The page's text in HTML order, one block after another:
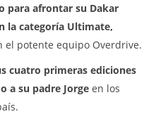
para afrontar su Dakar
la categoría Ultimate,
el potente equipo Overdrive.
cuatro primeras ediciones
a su padre Jorge en los